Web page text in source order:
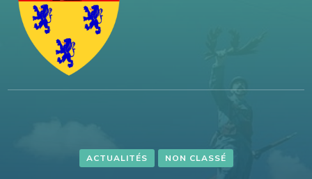
Entrée)
ACTUALITÉS NON CLASSÉ